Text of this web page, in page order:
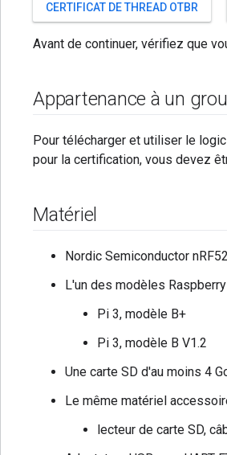
CERTIFICAT DE THREAD OTBR
Avant de continuer, vérifiez que
Appartenance à un
Pour télécharger et utiliser le
pour la certification, vous devez
Matériel
Nordic Semiconductor
L'un des modèles
Pi 3, modèle B+
Pi 3, modèle B V1.2
Une carte SD d'au moins 4
Le même matériel
lecteur de carte SD,